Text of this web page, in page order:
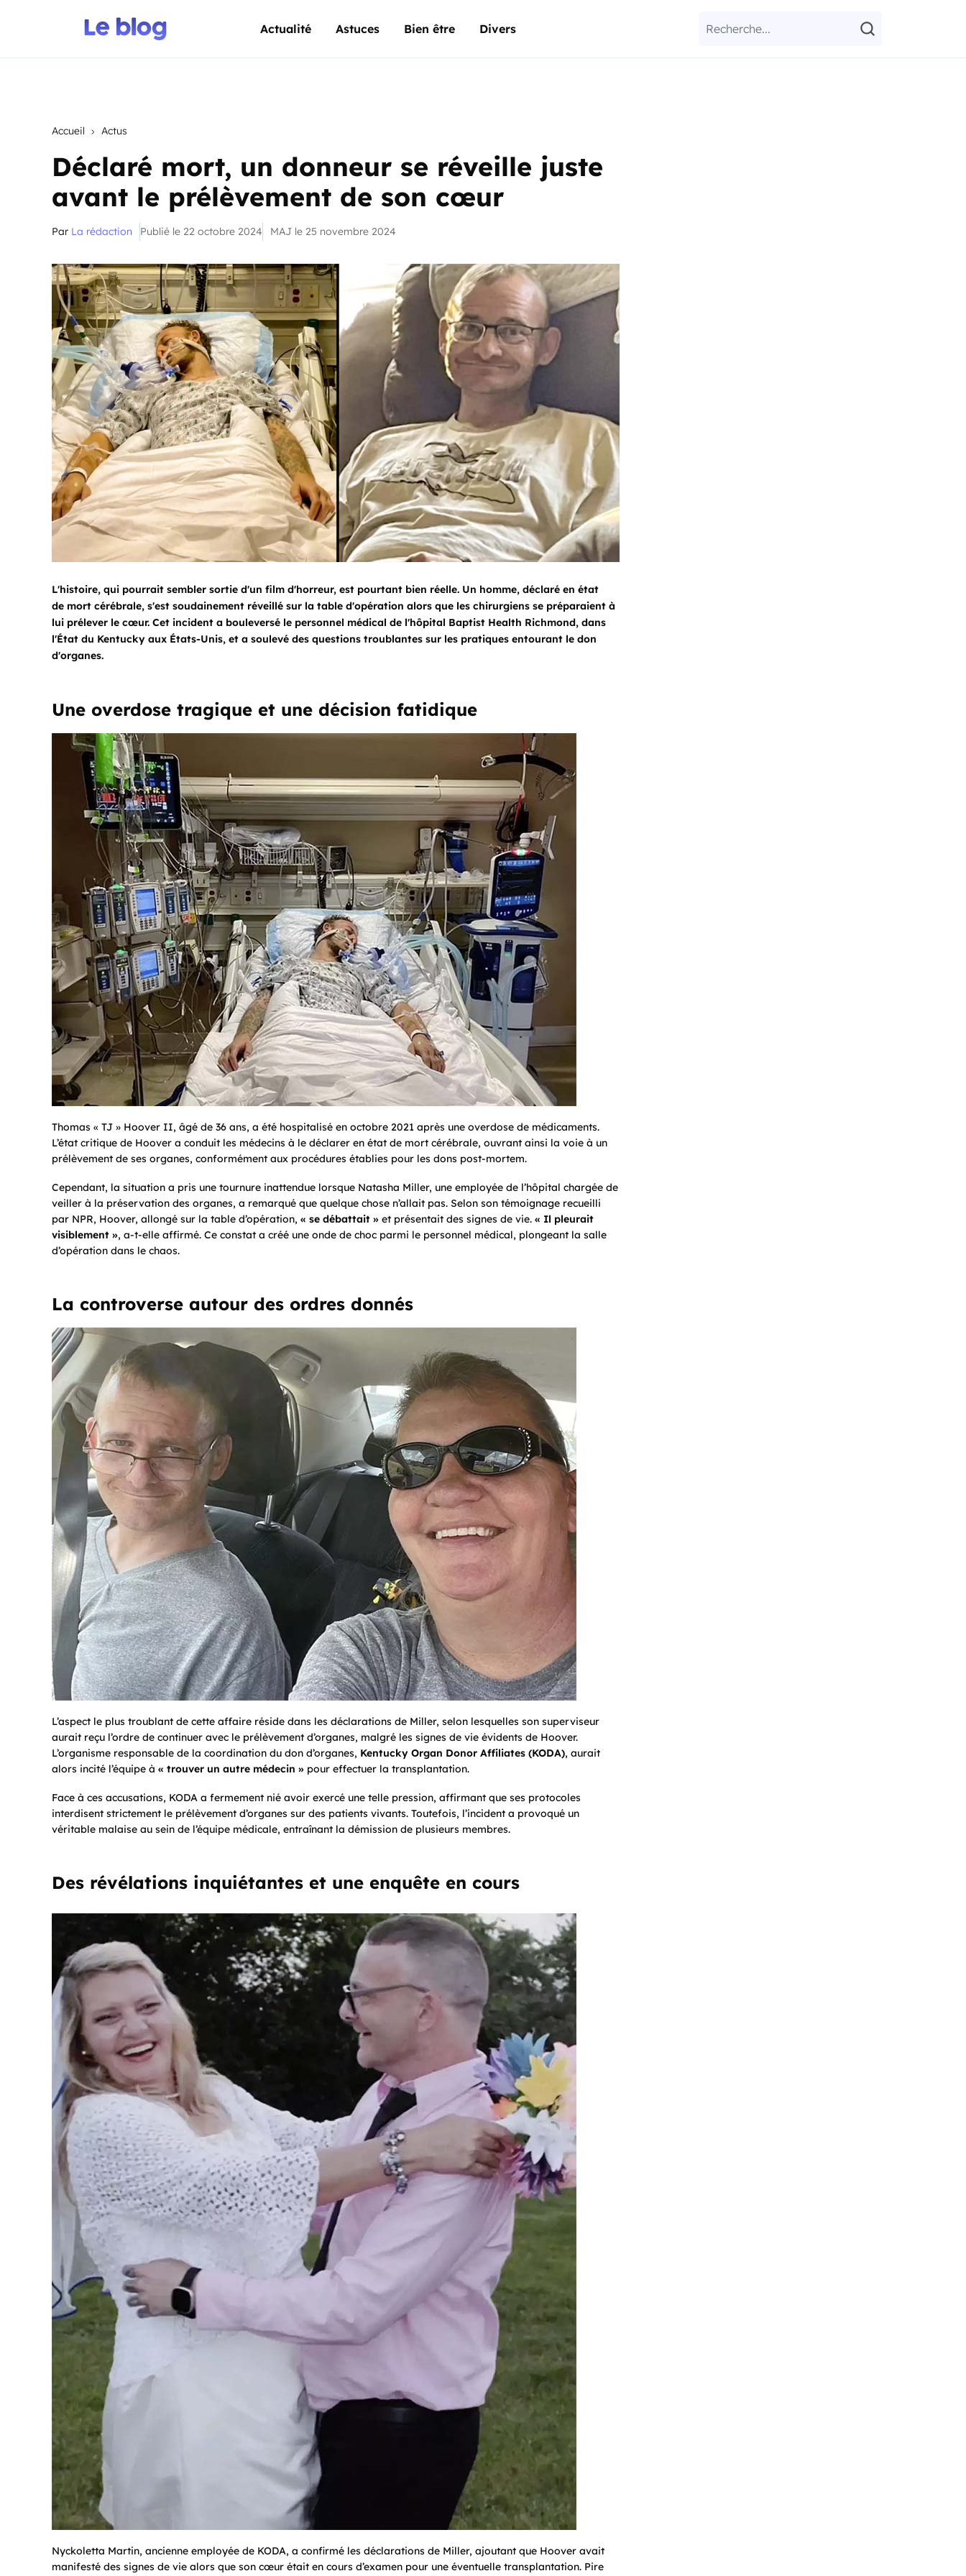
Actualité Astuces Bien être Divers
Accueil Actus
Déclaré mort, un donneur se réveille juste
avant le prélèvement de son cœur
Par La rédaction Publié le 22 octobre 2024 MAJ le 25 novembre 2024
L'histoire, qui pourrait sembler sortie d'un film d'horreur, est pourtant bien réelle. Un homme, déclaré en état
de mort cérébrale, s'est soudainement réveillé sur la table d'opération alors que les chirurgiens se préparaient à
lui prélever le cœur. Cet incident a bouleversé le personnel médical de l'hôpital Baptist Health Richmond, dans
l'État du Kentucky aux États-Unis, et a soulevé des questions troublantes sur les pratiques entourant le don
d'organes.
Une overdose tragique et une décision fatidique
Thomas « TJ » Hoover II, âgé de 36 ans, a été hospitalisé en octobre 2021 après une overdose de médicaments.
L’état critique de Hoover a conduit les médecins à le déclarer en état de mort cérébrale, ouvrant ainsi la voie à un
prélèvement de ses organes, conformément aux procédures établies pour les dons post-mortem.
Cependant, la situation a pris une tournure inattendue lorsque Natasha Miller, une employée de l’hôpital chargée de
veiller à la préservation des organes, a remarqué que quelque chose n’allait pas. Selon son témoignage recueilli
par NPR, Hoover, allongé sur la table d’opération, « se débattait » et présentait des signes de vie. « Il pleurait
visiblement », a-t-elle affirmé. Ce constat a créé une onde de choc parmi le personnel médical, plongeant la salle
d’opération dans le chaos.
La controverse autour des ordres donnés
L’aspect le plus troublant de cette affaire réside dans les déclarations de Miller, selon lesquelles son superviseur
aurait reçu l’ordre de continuer avec le prélèvement d’organes, malgré les signes de vie évidents de Hoover.
L’organisme responsable de la coordination du don d’organes, Kentucky Organ Donor Affiliates (KODA), aurait
alors incité l’équipe à « trouver un autre médecin » pour effectuer la transplantation.
Face à ces accusations, KODA a fermement nié avoir exercé une telle pression, affirmant que ses protocoles
interdisent strictement le prélèvement d’organes sur des patients vivants. Toutefois, l’incident a provoqué un
véritable malaise au sein de l’équipe médicale, entraînant la démission de plusieurs membres.
Des révélations inquiétantes et une enquête en cours
Nyckoletta Martin, ancienne employée de KODA, a confirmé les déclarations de Miller, ajoutant que Hoover avait
manifesté des signes de vie alors que son cœur était en cours d’examen pour une éventuelle transplantation. Pire